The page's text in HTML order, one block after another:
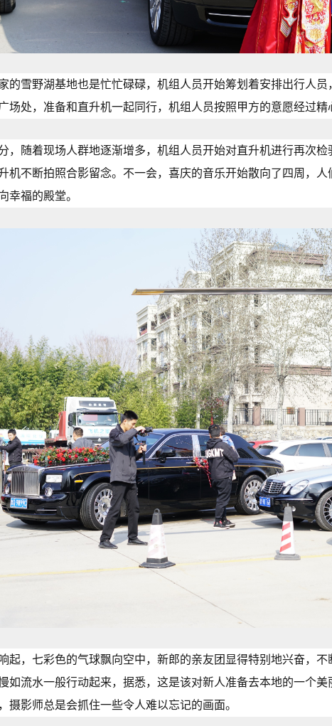
的雪野湖基地也是忙忙碌碌，机组人员开始筹划着安排出行人
场处，准备和直升机一起同行，机组人员按照甲方的意愿经过精
，随着现场人群地逐渐增多，机组人员开始对直升机进行再次
机不断拍照合影留念。不一会，喜庆的音乐开始散向了四周，
幸福的殿堂。
起，七彩色的气球飘向空中，新郎的亲友团显得特别地兴奋，不
如流水一般行动起来，据悉，这是该对新人准备去本地的一个
摄影师总是会抓住一些令人难以忘记的画面。